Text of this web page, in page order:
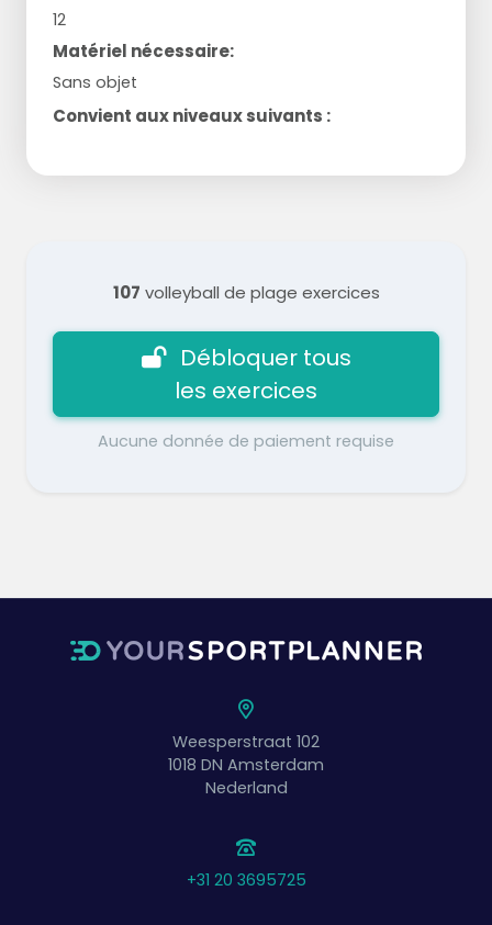
12
Matériel nécessaire:
Sans objet
Convient aux niveaux suivants :
107 volleyball de plage exercices
Débloquer tous
les exercices
Aucune donnée de paiement requise
Weesperstraat 102
1018 DN Amsterdam
Nederland
+31 20 3695725